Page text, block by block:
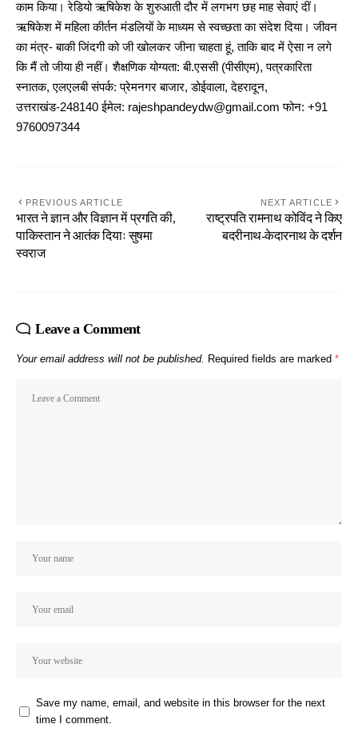
काम किया। रेडियो ऋषिकेश के शुरुआती दौर में लगभग छह माह सेवाएं दीं।
ऋषिकेश में महिला कीर्तन मंडलियों के माध्यम से स्वच्छता का संदेश दिया। जीवन
का मंत्र- बाकी जिंदगी को जी खोलकर जीना चाहता हूं, ताकि बाद में ऐसा न लगे
कि मैं तो जीया ही नहीं। शैक्षणिक योग्यता: बी.एससी (पीसीएम), पत्रकारिता
स्नातक, एलएलबी संपर्क: प्रेमनगर बाजार, डोईवाला, देहरादून,
उत्तराखंड-248140 ईमेल: rajeshpandeydw@gmail.com फोन: +91
9760097344
PREVIOUS ARTICLE
भारत ने ज्ञान और विज्ञान में प्रगति की,
पाकिस्तान ने आतंक दियाः सुषमा
स्वराज
NEXT ARTICLE
राष्ट्रपति रामनाथ कोविंद ने किए
बदरीनाथ-केदारनाथ के दर्शन
Leave a Comment
Your email address will not be published. Required fields are marked *
Save my name, email, and website in this browser for the next
time I comment.